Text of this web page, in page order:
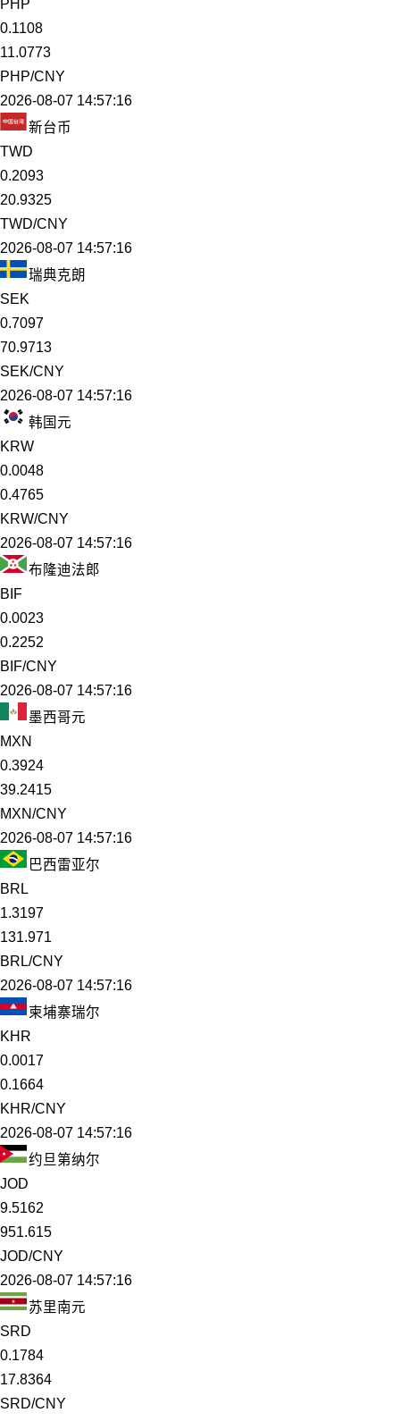
PHP
0.1108
11.0773
PHP/CNY
2026-08-07 14:57:16
新台币
TWD
0.2093
20.9325
TWD/CNY
2026-08-07 14:57:16
瑞典克朗
SEK
0.7097
70.9713
SEK/CNY
2026-08-07 14:57:16
韩国元
KRW
0.0048
0.4765
KRW/CNY
2026-08-07 14:57:16
布隆迪法郎
BIF
0.0023
0.2252
BIF/CNY
2026-08-07 14:57:16
墨西哥元
MXN
0.3924
39.2415
MXN/CNY
2026-08-07 14:57:16
巴西雷亚尔
BRL
1.3197
131.971
BRL/CNY
2026-08-07 14:57:16
柬埔寨瑞尔
KHR
0.0017
0.1664
KHR/CNY
2026-08-07 14:57:16
约旦第纳尔
JOD
9.5162
951.615
JOD/CNY
2026-08-07 14:57:16
苏里南元
SRD
0.1784
17.8364
SRD/CNY